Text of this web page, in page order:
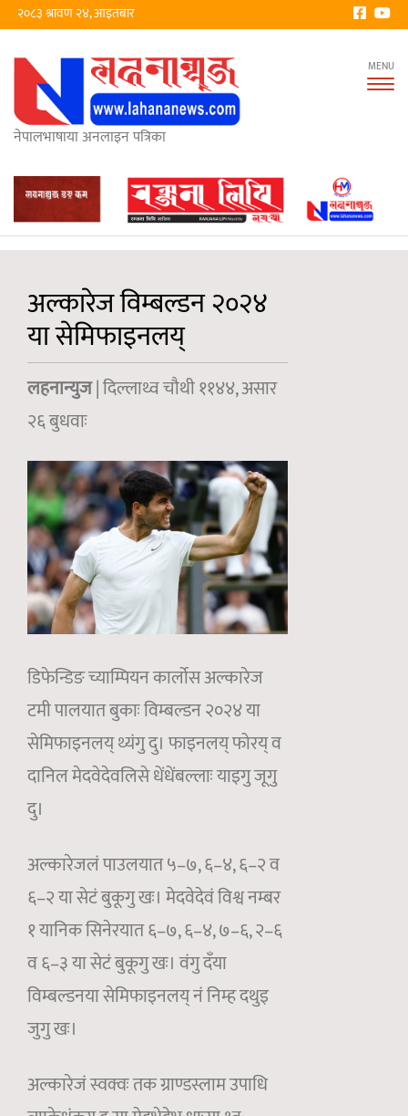
२०८३ श्रावण २४, आइतबार
नेपालभाषाया अनलाइन पत्रिका
अल्कारेज विम्बल्डन २०२४
या सेमिफाइनलय्
लहनान्युज| दिल्लाथ्व चौथी ११४४, असार
२६ बुधवाः
डिफेन्डिङ च्याम्पियन कार्लोस अल्कारेज
टमी पालयात बुकाः विम्बल्डन २०२४ या
सेमिफाइनलय् थ्यंगु दु। फाइनलय् फोरय् व
दानिल मेदवेदेवलिसे धेंधेंबल्लाः याइगु जूगु
दु।
अल्कारेजलं पाउलयात ५–७, ६–४, ६–२ व
६–२ या सेटं बुकूगु खः। मेदवेदेवं विश्व नम्बर
१ यानिक सिनेरयात ६–७, ६–४, ७–६, २–६
व ६–३ या सेटं बुकूगु खः। वंगु दँया
विम्बल्डनया सेमिफाइनलय् नं निम्ह दथुइ
जुगु खः।
अल्कारेजं स्वक्वः तक ग्राण्डस्लाम उपाधि